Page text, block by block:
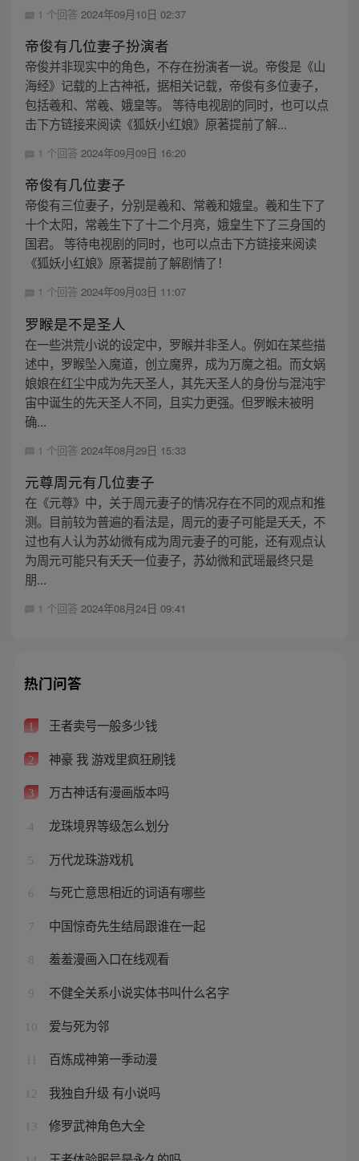
1 个回答 2024年09月10日 02:37
帝俊有几位妻子扮演者
帝俊并非现实中的角色，不存在扮演者一说。帝俊是《山
海经》记载的上古神祇，据相关记载，帝俊有多位妻子，
包括羲和、常羲、娥皇等。 等待电视剧的同时，也可以点
击下方链接来阅读《狐妖小红娘》原著提前了解...
1 个回答 2024年09月09日 16:20
帝俊有几位妻子
帝俊有三位妻子，分别是羲和、常羲和娥皇。羲和生下了
十个太阳，常羲生下了十二个月亮，娥皇生下了三身国的
国君。 等待电视剧的同时，也可以点击下方链接来阅读
《狐妖小红娘》原著提前了解剧情了！
1 个回答 2024年09月03日 11:07
罗睺是不是圣人
在一些洪荒小说的设定中，罗睺并非圣人。例如在某些描
述中，罗睺坠入魔道，创立魔界，成为万魔之祖。而女娲
娘娘在红尘中成为先天圣人，其先天圣人的身份与混沌宇
宙中诞生的先天圣人不同，且实力更强。但罗睺未被明
确...
1 个回答 2024年08月29日 15:33
元尊周元有几位妻子
在《元尊》中，关于周元妻子的情况存在不同的观点和推
测。目前较为普遍的看法是，周元的妻子可能是夭夭，不
过也有人认为苏幼微有成为周元妻子的可能，还有观点认
为周元可能只有夭夭一位妻子，苏幼微和武瑶最终只是
朋...
1 个回答 2024年08月24日 09:41
热门问答
1 王者卖号一般多少钱
2 神豪 我 游戏里疯狂刷钱
3 万古神话有漫画版本吗
4 龙珠境界等级怎么划分
5 万代龙珠游戏机
6 与死亡意思相近的词语有哪些
7 中国惊奇先生结局跟谁在一起
8 羞羞漫画入口在线观看
9 不健全关系小说实体书叫什么名字
10 爱与死为邻
百炼成神第一季动漫
12 我独自升级 有小说吗
13 修罗武神角色大全